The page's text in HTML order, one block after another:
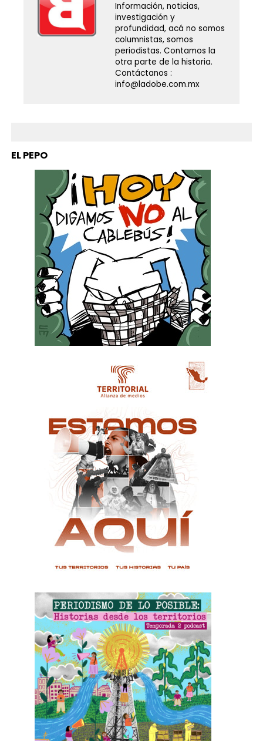
Información, noticias,
investigación y
profundidad, acá no somos
columnistas, somos
periodistas. Contamos la
otra parte de la historia.
Contáctanos :
info@ladobe.com.mx
EL PEPO